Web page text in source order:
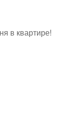
в квартире!